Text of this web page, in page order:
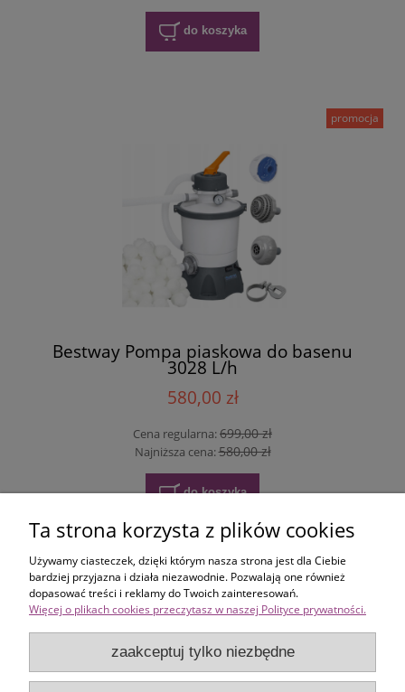
do koszyka
Bestway Pompa piaskowa do basenu
3028 L/h
580,00 zł
Cena regularna:699,00 zł
Najniższa cena:580,00 zł
do koszyka
promocja
« 1 2 3 4 5 ...
Zakupy
Pomoc
Ta strona korzysta z plików cookies
Używamy ciasteczek, dzięki którym nasza strona jest dla Ciebie
bardziej przyjazna i działa niezawodnie. Pozwalają one również
dopasować treści i reklamy do Twoich zainteresowań.
Więcej o plikach cookies przeczytasz w naszej Polityce prywatności.
zaakceptuj tylko niezbędne